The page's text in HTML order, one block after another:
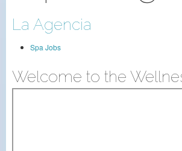
Sinal Dentro
La Agencia
Spa Jobs
Welcome to the